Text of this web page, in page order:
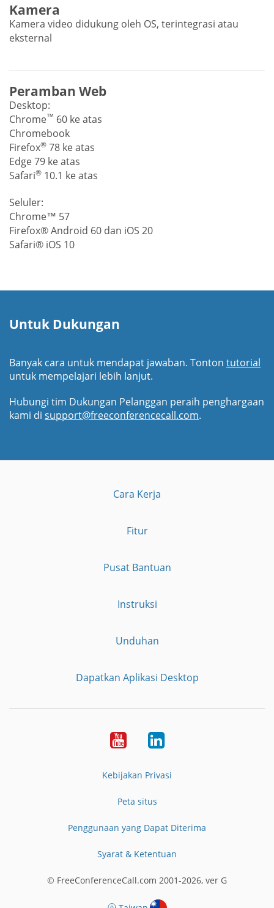
Kamera
Kamera video didukung oleh OS, terintegrasi atau
eksternal
Peramban Web
Desktop:
Chrome™ 60 ke atas
Chromebook
Firefox® 78 ke atas
Edge 79 ke atas
Safari® 10.1 ke atas
Seluler:
Chrome™ 57
Firefox® Android 60 dan iOS 20
Safari® iOS 10
Untuk Dukungan
Banyak cara untuk mendapat jawaban. Tonton tutorial
untuk mempelajari lebih lanjut.
Hubungi tim Dukungan Pelanggan peraih penghargaan
kami di support@freeconferencecall.com.
Cara Kerja
Fitur
Pusat Bantuan
Instruksi
Unduhan
Dapatkan Aplikasi Desktop
YouTubeLinkedIn
Kebijakan Privasi
Peta situs
Penggunaan yang Dapat Diterima
Syarat & Ketentuan
© FreeConferenceCall.com 2001-2026, ver G